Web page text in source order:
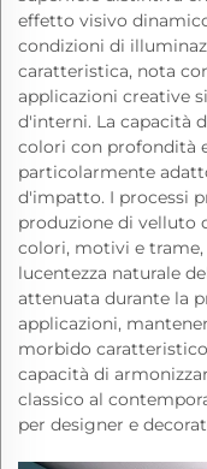
effetto visivo
condizioni di
caratteristica, nota
applicazioni creative
d'interni. La capacità
colori con profondità
particolarmente
d'impatto. I processi
produzione di velluto
colori, motivi e
lucentezza naturale
attenuata durante la
applicazioni,
morbido
capacità di
classico al
per designer e